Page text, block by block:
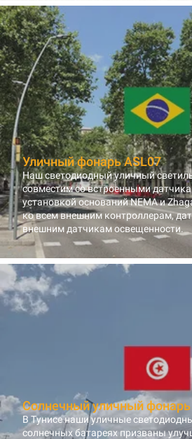
Уличный фонарь ASL07
Наш светодиодный уличный
совместим со встроенными
установкой оснований NEMA и
ко всем внешним контроллерам,
внешним датчикам освещенности.
Солнечный уличный фонарь
В Тунисе наши уличные
солнечных батареях призваны